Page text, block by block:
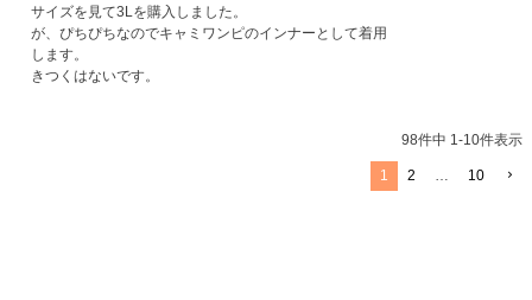
サイズを見て3Lを購入しました。
が、ぴちぴちなのでキャミワンピのインナーとして着用
します。
きつくはないです。
98件中 1-10件表示
1 2 … 10